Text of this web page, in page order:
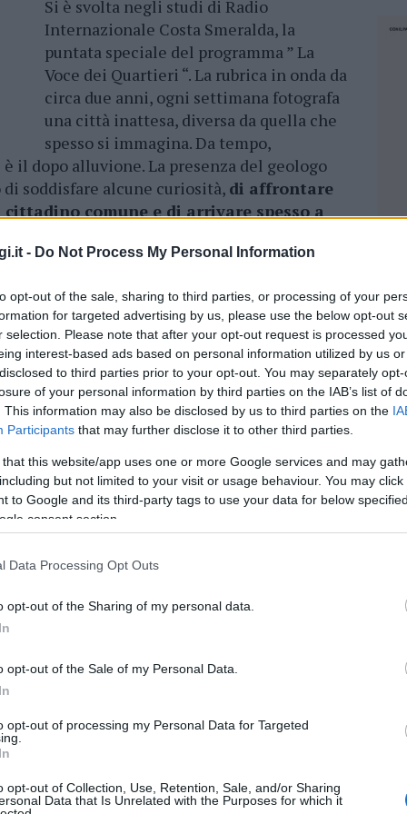
- Do Not Process My Personal Information
opt-out of the sale, sharing to third parties, or processing of your
for targeted advertising by us, please use the below opt-out
selection. Please note that after your opt-out request is processed
interest-based ads based on personal information utilized by us
to third parties prior to your opt-out. You may separately
of your personal information by third parties on the IAB’s list of
This information may also be disclosed by us to third parties on the
Participants that may further disclose it to other third parties.
that this website/app uses one or more Google services and may
but not limited to your visit or usage behaviour. You may
to Google and its third-party tags to use your data for below
consent section.
Data Processing Opt Outs
opt-out of the Sharing of my personal data.
opt-out of the Sale of my Personal Data.
opt-out of processing my Personal Data for Targeted
opt-out of Collection, Use, Retention, Sale, and/or Sharing
Data that Is Unrelated with the Purposes for which it
Si è svolta negli studi di Radio
Internazionale Costa Smeralda, la
puntata speciale del programma ” La
Voce dei Quartieri “. La rubrica in onda da
circa due anni, ogni settimana fotografa
una città inattesa, diversa da quella che
spesso si immagina. Da tempo,
il dopo alluvione. La presenza del geologo
di soddisfare alcune curiosità, di affrontare
comune e di arrivare spesso a
e priva di attenzione, ha
importanti esplose il 18 novembre 2013
oltre ai danni, anche i suoi morti. A
di progetto Mancini, ma nessuno lo
da pulire, si racconta di case non sicure, si
più accada.Il geologo Luino, ha cercato
L’unico modo per salvarsi nel caso in
ripiombare sulla città,sarebbe direttamente
dai cittadini di fuggire e mettersi in
da ripetere per abituarsi al pericolo,
il sindaco della città, che all’ultimo
indicazioni concrete anche da parte della
invece, non c’è stata, le istituzioni
occasione persa.